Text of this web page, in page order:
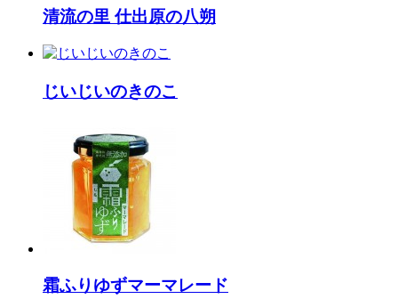
清流の里 仕出原の八朔
じいじいのきのこ
霜ふりゆずマーマレード